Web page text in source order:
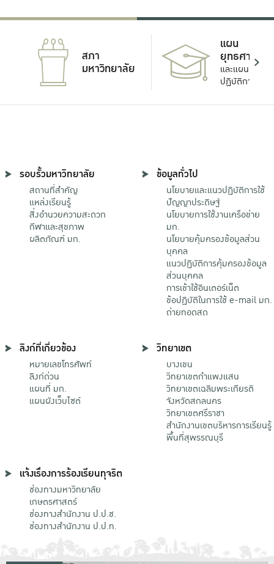
สภา
มหาวิทยาลัย
แผน
ยุทธศาสตร์
และแผน
ปฏิบัติการ
รอบรั้วมหาวิทยาลัย
สถานที่สำคัญ
แหล่งเรียนรู้
สิ่งอำนวยความสะดวก
กีฬาและสุขภาพ
ผลิตภัณฑ์ มก.
ข้อมูลทั่วไป
นโยบายและแนวปฏิบัติการใช้
ปัญญาประดิษฐ์
นโยบายการใช้งานเครือข่าย
มก.
นโยบายคุ้มครองข้อมูลส่วน
บุคคล
แนวปฏิบัติการคุ้มครองข้อมูล
ส่วนบุคคล
การเข้าใช้อินเตอร์เน็ต
ข้อปฏิบัติในการใช้ e-mail มก.
ถ่ายทอดสด
ลิงก์ที่เกี่ยวข้อง
หมายเลขโทรศัพท์
ลิงก์ด่วน
แผนที่ มก.
แผนผังเว็บไซต์
วิทยาเขต
บางเขน
วิทยาเขตกําแพงแสน
วิทยาเขตเฉลิมพระเกียรติ
จังหวัดสกลนคร
วิทยาเขตศรีราชา
สำนักงานเขตบริหารการเรียนรู้
พื้นที่สุพรรณบุรี
แจ้งเรื่องการร้องเรียนทุจริต
ช่องทางมหาวิทยาลัย
เกษตรศาสตร์
ช่องทางสำนักงาน ป.ป.ช.
ช่องทางสำนักงาน ป.ป.ท.